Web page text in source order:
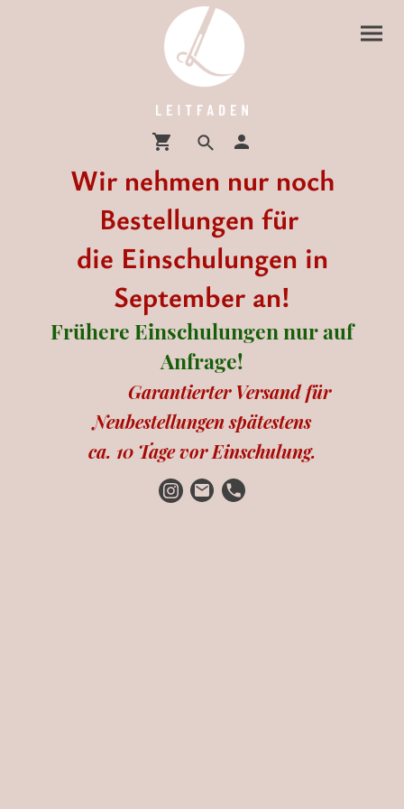
Wir nehmen nur noch
Bestellungen für
die Einschulungen in
September an!
Frühere Einschulungen nur auf
Anfrage!
Garantierter Versand für
Neubestellungen spätestens
ca. 10 Tage vor Einschulung.